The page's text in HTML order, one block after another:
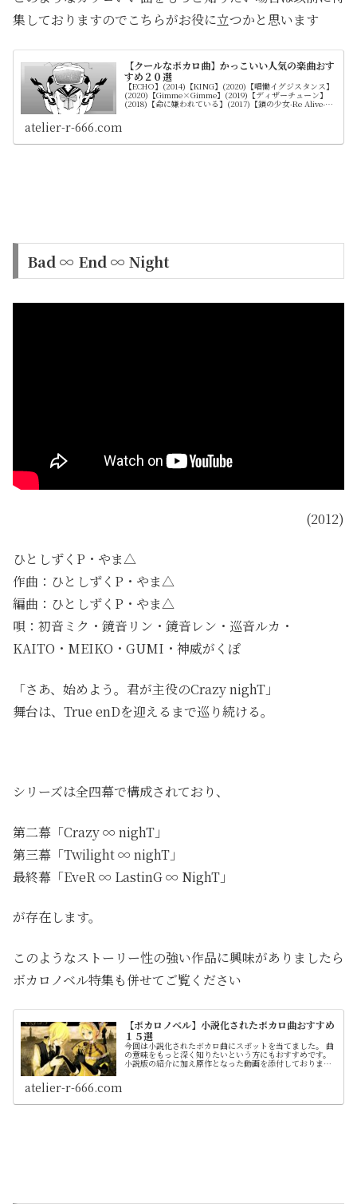
集しておりますのでこちらがお役に立つかと思います
【クールなボカロ曲】かっこいい人気の楽曲おす
すめ２０選
【ECHO】(2014)【KING】(2020)【唱慟イグジスタンス】
(2020)【Gimme×Gimme】(2019)【ディザーチューン】
(2018)【命に嫌われている】(2017)【鎖の少女-Re Alive-】
atelier-r-666.com
Bad ∞ End ∞ Night
(2012)
ひとしずくP・やま△
作曲：ひとしずくP・やま△
編曲：ひとしずくP・やま△
唄：初音ミク・鏡音リン・鏡音レン・巡音ルカ・
KAITO・MEIKO・GUMI・神威がくぽ
「さあ、始めよう。君が主役のCrazy nighT」
舞台は、True enDを迎えるまで巡り続ける。
シリーズは全四幕で構成されており、
第二幕「Crazy ∞ nighT」
第三幕「Twilight ∞ nighT」
最終幕「EveR ∞ LastinG ∞ NighT」
が存在します。
このようなストーリー性の強い作品に興味がありましたら
ボカロノベル特集も併せてご覧ください
【ボカロノベル】小説化されたボカロ曲おすすめ
１５選
今回は小説化されたボカロ曲にスポットを当てました。 曲
の意味をもっと深く知りたいという方にもおすすめです。
小説版の紹介に加え原作となった動画を添付しております
atelier-r-666.com